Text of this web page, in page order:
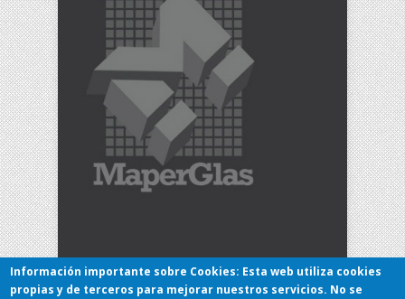
Copyright © 2017 - MaperGlas, S.L.
Información importante sobre Cookies: Esta web utiliza cookies
propias y de terceros para mejorar nuestros servicios. No se